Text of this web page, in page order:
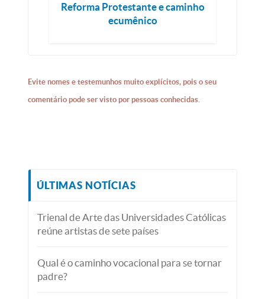
Reforma Protestante e caminho
ecumênico
Evite nomes e testemunhos muito explícitos, pois o seu
comentário pode ser visto por pessoas conhecidas.
ÚLTIMAS NOTÍCIAS
Trienal de Arte das Universidades Católicas
reúne artistas de sete países
Qual é o caminho vocacional para se tornar
padre?